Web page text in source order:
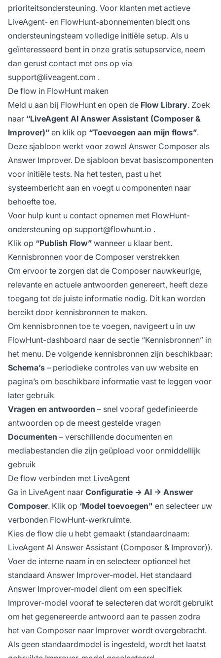
prioriteitsondersteuning. Voor klanten met actieve
LiveAgent- en FlowHunt-abonnementen biedt ons
ondersteuningsteam volledige initiële setup. Als u
geïnteresseerd bent in onze gratis setupservice, neem
dan gerust contact met ons op via
support@liveagent.com .
De flow in FlowHunt maken
Meld u aan bij FlowHunt en open de Flow Library. Zoek
naar “LiveAgent AI Answer Assistant (Composer &
Improver)” en klik op “Toevoegen aan mijn flows”.
Deze sjabloon werkt voor zowel Answer Composer als
Answer Improver. De sjabloon bevat basiscomponenten
voor initiële tests. Na het testen, past u het
systeembericht aan en voegt u componenten naar
behoefte toe.
Voor hulp kunt u contact opnemen met FlowHunt-
ondersteuning op support@flowhunt.io .
Klik op “Publish Flow” wanneer u klaar bent.
Kennisbronnen voor de Composer verstrekken
Om ervoor te zorgen dat de Composer nauwkeurige,
relevante en actuele antwoorden genereert, heeft deze
toegang tot de juiste informatie nodig. Dit kan worden
bereikt door kennisbronnen te maken.
Om kennisbronnen toe te voegen, navigeert u in uw
FlowHunt-dashboard naar de sectie “Kennisbronnen” in
het menu. De volgende kennisbronnen zijn beschikbaar:
Schema’s – periodieke controles van uw website en
pagina’s om beschikbare informatie vast te leggen voor
later gebruik
Vragen en antwoorden – snel vooraf gedefinieerde
antwoorden op de meest gestelde vragen
Documenten – verschillende documenten en
mediabestanden die zijn geüpload voor onmiddellijk
gebruik
De flow verbinden met LiveAgent
Ga in LiveAgent naar Configuratie → AI → Answer
Composer. Klik op ‘Model toevoegen" en selecteer uw
verbonden FlowHunt-werkruimte.
Kies de flow die u hebt gemaakt (standaardnaam:
LiveAgent AI Answer Assistant (Composer & Improver)).
Voer de interne naam in en selecteer optioneel het
standaard Answer Improver-model. Het standaard
Answer Improver-model dient om een specifiek
Improver-model vooraf te selecteren dat wordt gebruikt
om het gegenereerde antwoord aan te passen zodra
het van Composer naar Improver wordt overgebracht.
Als geen standaardmodel is ingesteld, wordt het laatst